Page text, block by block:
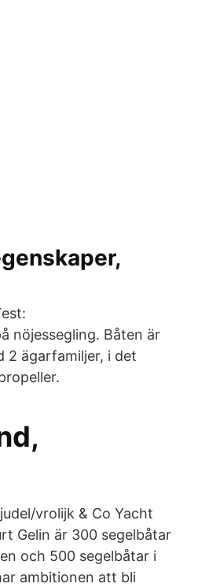
nöjessegling. Båten är
2 ägarfamiljer, i det
vrolijk & Co Yacht
Gelin är 300 segelbåtar
och 500 segelbåtar i
ambitionen att bli